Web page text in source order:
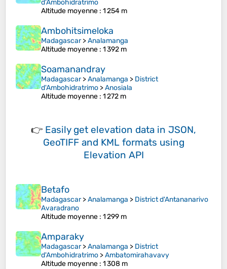
d'Ambohidratrimo
Altitude moyenne : 1 254 m
Ambohitsimeloka
Madagascar>Analamanga
Altitude moyenne : 1 392 m
Soamanandray
Madagascar>Analamanga > District
d'Ambohidratrimo >Anosiala
Altitude moyenne : 1 272 m
👉 Easily get elevation data in JSON,
GeoTIFF and KML formats using
Elevation API
Betafo
Madagascar>Analamanga > District d'Antananarivo
Avaradrano
Altitude moyenne : 1 299 m
Amparaky
Madagascar>Analamanga > District
d'Ambohidratrimo >Ambatomirahavavy
Altitude moyenne : 1 308 m